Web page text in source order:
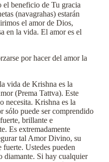
el beneficio de Tu gracia
(navagrahas) estarán
el amor de Dios,
en la vida. El amor es el
por hacer del amor la
vida de Krishna es la
(Prema Tattva). Este
necesita. Krishna es la
sólo puede ser comprendido
brillante e
Es extremadamente
tal Amor Divino, su
Ustedes pueden
diamante. Si hay cualquier